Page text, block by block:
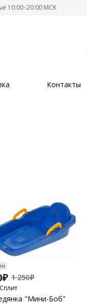
10:00–20:00 МСК
Контакты
1 250
"Мини-Боб"